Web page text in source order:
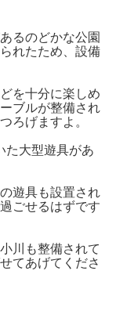
るのどかな公園
れたため、設備
を十分に楽しめ
ブルが整備され
ろげますよ。
た大型遊具があ
遊具も設置され
ごせるはずです
川も整備されて
てあげてくださ